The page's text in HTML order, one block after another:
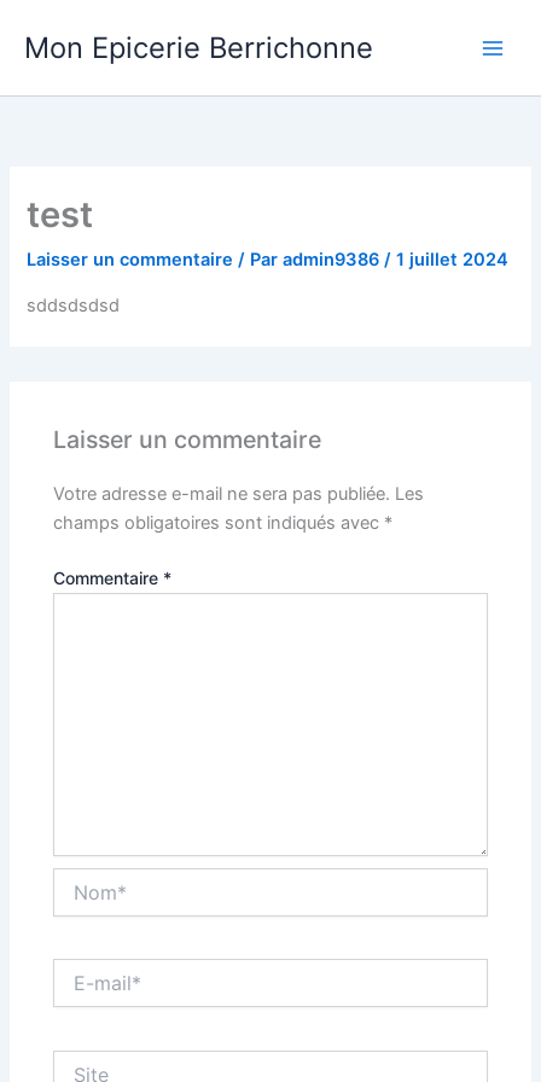
Mon Epicerie Berrichonne
test
Laisser un commentaire / Paradmin9386/1 juillet 2024
sddsdsdsd
Laisser un commentaire
Votre adresse e-mail ne sera pas publiée. Les
champs obligatoires sont indiqués avec *
Commentaire *
mail*